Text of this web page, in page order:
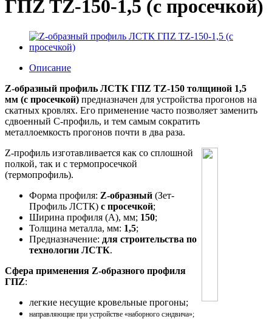
ГПZ TZ-150-1,5 (с просечкой)
Описание
Z-образный профиль ЛСТК ГПZ TZ-150 толщиной 1,5
мм (с просечкой) предназначен для устройства прогонов на
скатных кровлях. Его применение часто позволяет заменить
сдвоенный С-профиль, и тем самым сократить
металлоемкость прогонов почти в два раза.
Z-профиль изготавливается как со сплошной
полкой, так и с термопросечкой
(термопрофиль).
Форма профиля: Z-образный (Зет-
Профиль ЛСТК) с просечкой;
Ширина профиля (A), мм; 150;
Толщина металла, мм: 1,5;
Предназначение: для строительства по
технологии ЛСТК.
Сфера применения Z-образного профиля
ГПZ:
легкие несущие кровельные прогоны;
направляющие при устройстве «наборного сэндвича»;